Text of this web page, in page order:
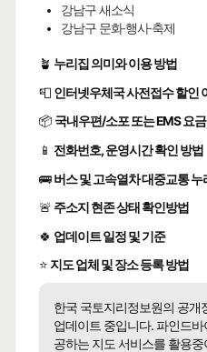
강남구 새소식
강남구 문화·행사·축제
🪴 누리집 의미와 이용 방법
📮 인터넷우체국 사전접수 할인
📦 국내우편/소포 또는 EMS 요
📱 전화번호, 운영시간 확인 방법
🚌버스 및 고속열차 대중교통 누
🚨 주소지 현존 상태 확인방법
🍀 업데이트 일정 및 기준
⭐ 지도 업체 및 장소 등록 방법
한국 국토지리정보원의 공개
업데이트 중입니다. 파인드
공하는 지도 서비스를 활용